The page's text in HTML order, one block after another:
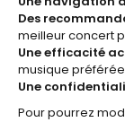
© 2026